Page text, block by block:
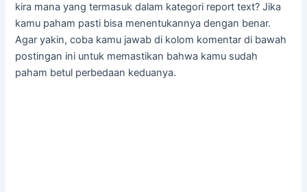
kira mana yang termasuk dalam kategori report text? Jika
kamu paham pasti bisa menentukannya dengan benar.
Agar yakin, coba kamu jawab di kolom komentar di bawah
postingan ini untuk memastikan bahwa kamu sudah
paham betul perbedaan keduanya.